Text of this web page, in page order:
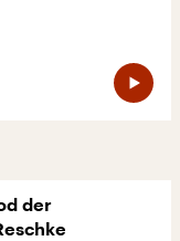
der